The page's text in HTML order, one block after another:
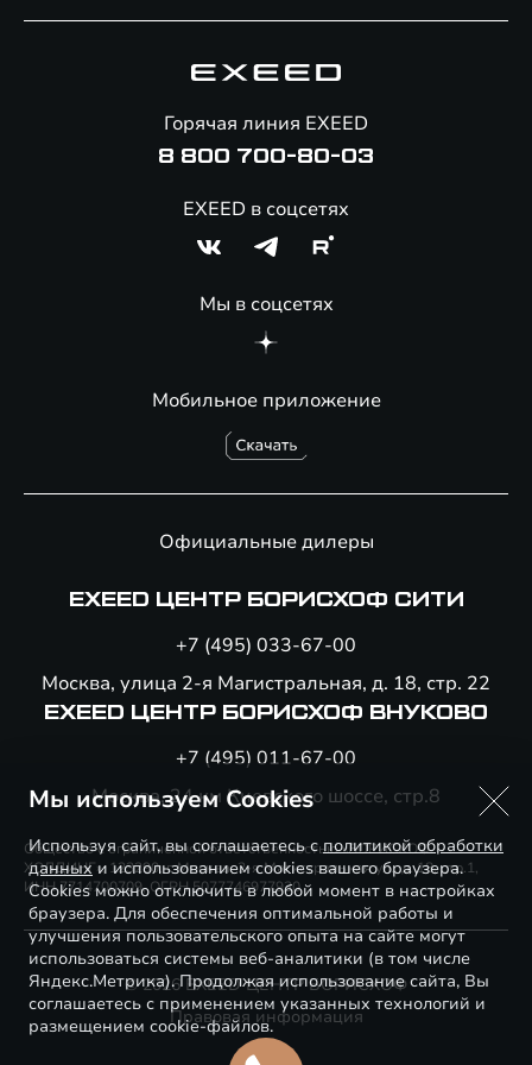
Помощь на дорогах
Специальные предложения
Мобильное приложение
Горячая линия EXEED
8 800 700-80-03
EXEED в соцсетях
Мы в соцсетях
Официальные дилеры
EXEED ЦЕНТР БОРИСХОФ СИТИ
+7 (495) 033-67-00
Москва, улица 2-я Магистральная, д. 18, стр. 22
EXEED ЦЕНТР БОРИСХОФ ВНУКОВО
+7 (495) 011-67-00
Москва, 24 км Киевского шоссе, стр.8
Общество с ограниченной ответственностью «БОРИСХОФ
ХОЛДИНГ», 123290, г. Москва, 2-я Магистральная ул., д. 18, стр.1,
ИНН 7714700709, ОГРН 5077746977930
© 2026 EXEED ЦЕНТР БОРИСХОФ
Правовая информация
Мы используем Cookies
Используя сайт, вы соглашаетесь сполитикой обработки
данных и использованием cookies вашего браузера.
Cookies можно отключить в любой момент в настройках
браузера. Для обеспечения оптимальной работы и
улучшения пользовательского опыта на сайте могут
использоваться системы веб-аналитики (в том числе
Яндекс.Метрика). Продолжая использование сайта, Вы
соглашаетесь с применением указанных технологий и
размещением cookie-файлов.